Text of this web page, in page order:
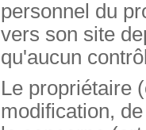
personnel du
vers son site
qu'aucun
Le propriétaire
modification,